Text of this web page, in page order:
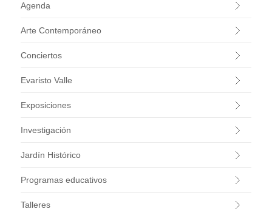
Agenda
Arte Contemporáneo
Conciertos
Evaristo Valle
Exposiciones
Investigación
Jardín Histórico
Programas educativos
Talleres